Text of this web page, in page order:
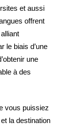
et aussi
offrent
le biais d’une
une
à des
vous puissiez
la destination